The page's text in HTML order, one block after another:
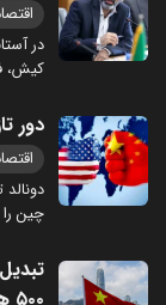
در
کیش،
دور
چین را